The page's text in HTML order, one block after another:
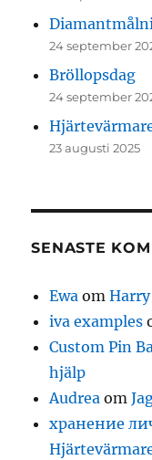
24 september
Bröllopsdag
24 september
23 augusti 2025
SENASTE
Ewa om
iva examples
Custom Pin
hjälp
Audrea om
хранение